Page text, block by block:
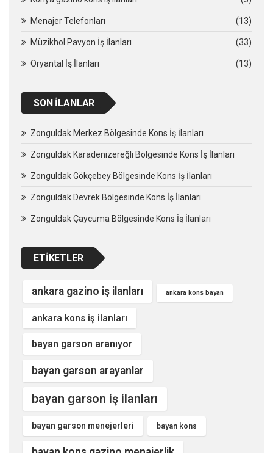
Menajer Telefonları (13)
Müzikhol Pavyon İş İlanları (33)
Oryantal İş İlanları (13)
SON İLANLAR
Zonguldak Merkez Bölgesinde Kons İş İlanları
Zonguldak Karadenizereğli Bölgesinde Kons İş İlanları
Zonguldak Gökçebey Bölgesinde Kons İş İlanları
Zonguldak Devrek Bölgesinde Kons İş İlanları
Zonguldak Çaycuma Bölgesinde Kons İş İlanları
ETIKETLER
ankara gazino iş ilanları ankara kons bayan
ankara kons iş ilanları
bayan garson aranıyor
bayan garson arayanlar
bayan garson iş ilanları
bayan garson menejerleri bayan kons